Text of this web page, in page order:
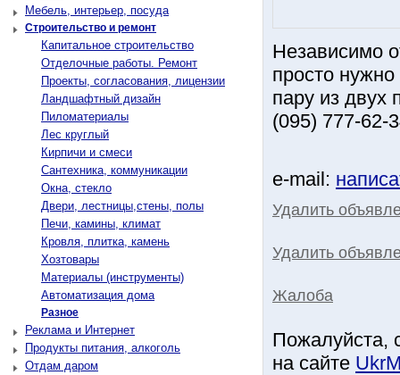
Мебель, интерьер, посуда
Строительство и ремонт
Капитальное строительство
Отделочные работы. Ремонт
Проекты, согласования, лицензии
Ландшафтный дизайн
Пиломатериалы
Лес круглый
Кирпичи и смеси
Сантехника, коммуникации
Окна, стекло
Двери, лестницы,стены, полы
Печи, камины, климат
Кровля, плитка, камень
Хозтовары
Материалы (инструменты)
Автоматизация дома
Разное
Реклама и Интернет
Продукты питания, алкоголь
Отдам даром
Независимо
просто
пару из двух
(095) 777-62-
e-mail:
Удалить
Удалить
Жалоба
Пожалуйста,
на сайте